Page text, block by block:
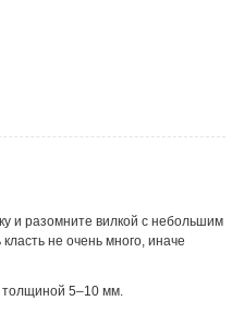
и разомните вилкой с небольшим
не очень много, иначе
толщиной 5–10 мм.